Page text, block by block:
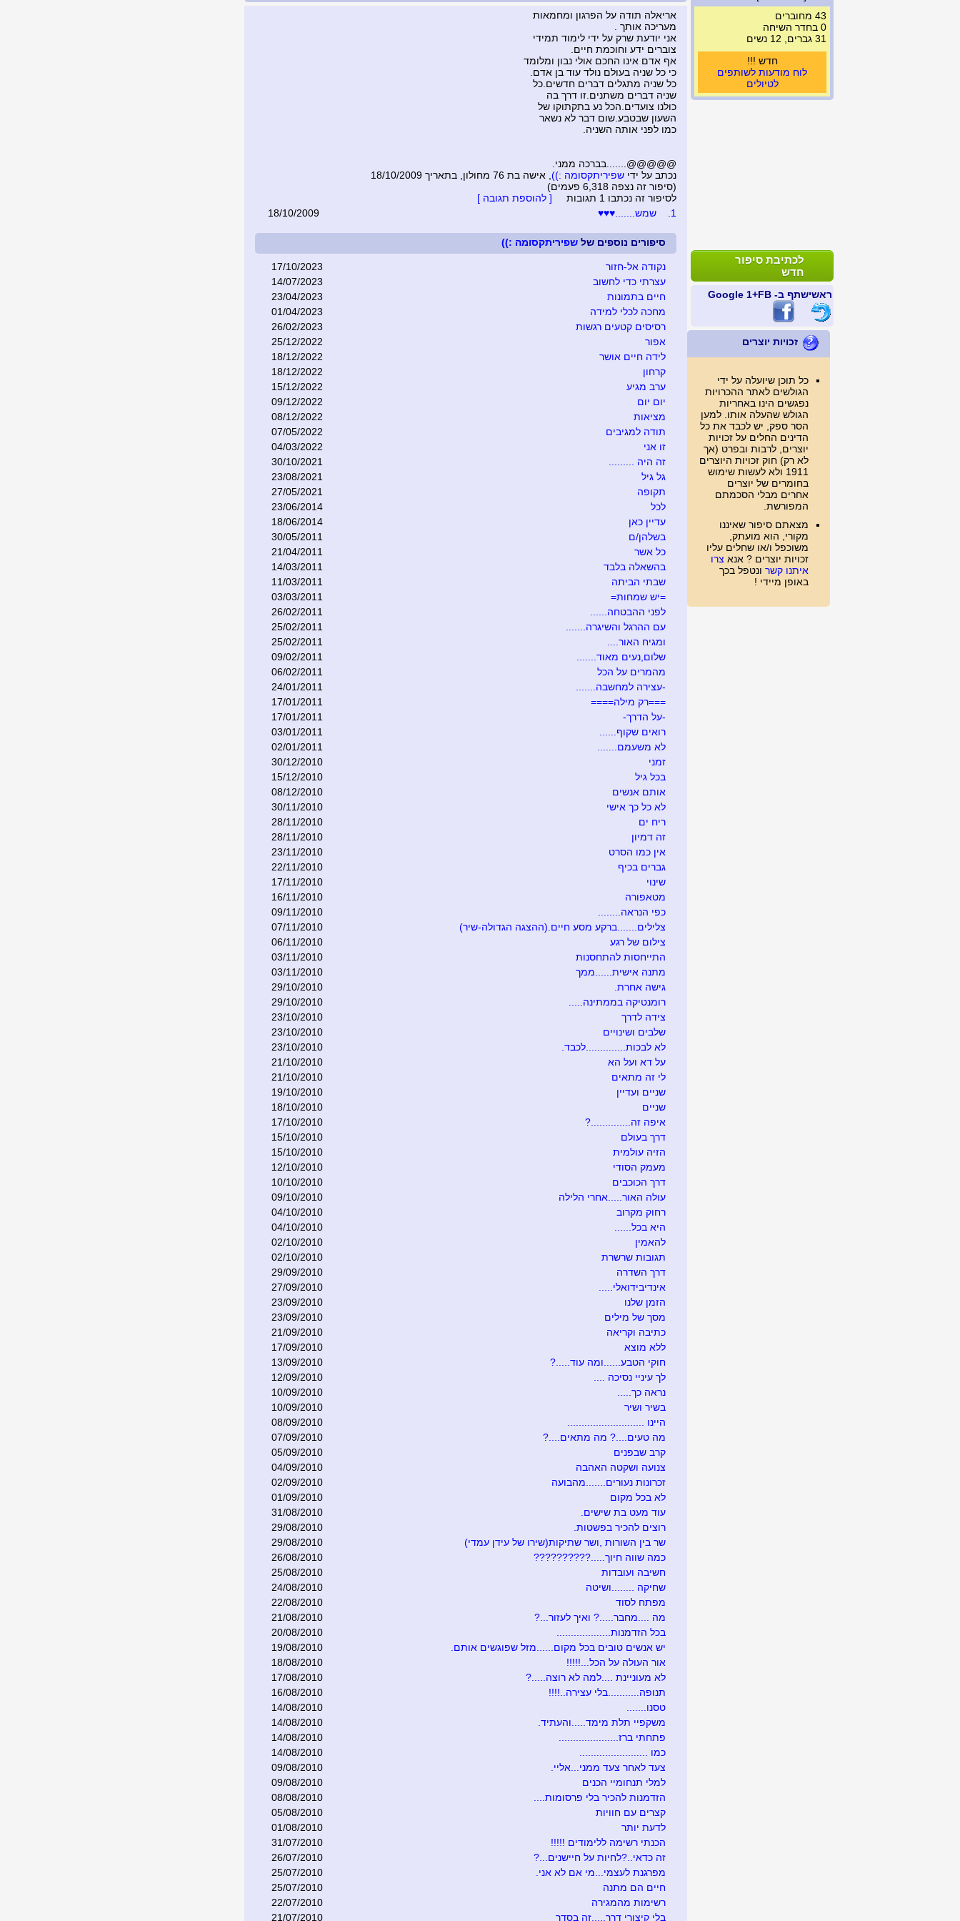
43 מחוברים
0 בחדר השיחה
31 גברים, 12 נשים
חדש !!!
לוח מודעות לשותפים
לטיולים
לכתיבת סיפור
חדש
ראשישתף ב- FB +1 Google
זכויות יוצרים
כל תוכן שיועלה על ידי
הגולשים לאתר ההכרויות
נפגשים הינו באחריות
הגולש שהעלה אותו. למען
הסר ספק, יש לכבד את כל
הדינים החלים על זכויות
יוצרים, לרבות ובפרט (אך
לא רק) חוק זכויות היוצרים
1911 ולא לעשות שימוש
בחומרים של יוצרים
אחרים מבלי הסכמתם
המפורשת.
מצאתם סיפור שאיננו
מקורי, הוא מועתק,
משוכפל ו/או שחלים עליו
זכויות יוצרים ? אנא צרו
איתנו קשר ונטפל בכך
באופן מיידי !
אריאלה תודה על הפרגון ומחמאות
מעריכה אותך .
אני יודעת שרק על ידי לימוד תמידי
צוברים ידע וחוכמת חיים.
אף אדם אינו החכם אולי נבון ומלומד
כי כל שניה בעולם נולד עוד בן אדם.
כל שניה מתגלים דברים חדשים.כל
שניה דברים משתנים.זו דרך בה
כולנו צועדים.הכל נע בתקתוקו של
השעון שבטבע.שום דבר לא נשאר
כמו לפני אותה השניה.
@@@@@.......בברכה ממני.
נכתב על ידי שפיריתקסומה :)) , אישה בת 76 מחולון, בתאריך 18/10/2009
(סיפור זה נצפה 6,318 פעמים)
לסיפור זה נכתבו 1 תגובות
[ להוספת תגובה ]
1.
שמש.......♥♥♥ 18/10/2009
סיפורים נוספים של שפיריתקסומה :))
נקודה אל-חזור
17/10/2023
עצרתי כדי לחשוב
14/07/2023
חיים בתמונות
23/04/2023
מחכה לכלי למידה
01/04/2023
רסיסים קטעים רגשות
26/02/2023
אפור
25/12/2022
לידה חיים אושר
18/12/2022
קרחון
18/12/2022
ערב מגיע
15/12/2022
יום יום
09/12/2022
מציאות
08/12/2022
תודה למגיבים
07/05/2022
זו אני
04/03/2022
זה היה .........
30/10/2021
גל גיל
23/08/2021
תקופה
27/05/2021
לכל
23/06/2014
עדיין כאן
18/06/2014
בשלהן/ם
30/05/2011
כל אשר
21/04/2011
בהשאלה בלבד
14/03/2011
שבתי הביתה
11/03/2011
=יש שמחות=
03/03/2011
לפני ההבטחה......
26/02/2011
עם ההרגל והשיגרה.......
25/02/2011
ומגיח האור....
25/02/2011
שלום,נעים מאוד.......
09/02/2011
מהמרים על הכל
06/02/2011
-עצירה למחשבה.......
24/01/2011
===רק מילה====
17/01/2011
-על הדרך-
17/01/2011
רואים שקוף......
03/01/2011
לא משעמם.......
02/01/2011
זמני
30/12/2010
בכל גיל
15/12/2010
אותם אנשים
08/12/2010
לא כל כך אישי
30/11/2010
ריח ים
28/11/2010
זה דמיון
28/11/2010
אין כמו הסרט
23/11/2010
גברים בכיף
22/11/2010
שינוי
17/11/2010
מטאפורה
16/11/2010
כפי הנראה........
09/11/2010
צלילים.......ברקע מסע חיים.(ההצגה הגדולה-שיר)
07/11/2010
צילום של רגע
06/11/2010
התייחסות להתחסנות
03/11/2010
מתנה אישית......ממך
03/11/2010
גישה אחרת.
29/10/2010
רומנטיקה בממתינה.....
29/10/2010
צידה לדרך
23/10/2010
שלבים ושינויים
23/10/2010
לא לבכות..............לכבד.
23/10/2010
על דא ועל הא
21/10/2010
לי זה מתאים
21/10/2010
שניים ועדיין
19/10/2010
שניים
18/10/2010
איפה זה..............?
17/10/2010
דרך בעולם
15/10/2010
הזיה עולמית
15/10/2010
מעמק הסודי
12/10/2010
דרך הכוכבים
10/10/2010
עולה האור.....אחרי הלילה
09/10/2010
רחוק מקרוב
04/10/2010
היא בכל......
04/10/2010
להאמין
02/10/2010
תגובות שרשרת
02/10/2010
דרך השדרה
29/09/2010
אינדיבידואלי.....
27/09/2010
הזמן שלנו
23/09/2010
מסך של מילים
23/09/2010
כתיבה וקריאה
21/09/2010
ללא מוצא
17/09/2010
חוקי הטבע......ומה עוד.....?
13/09/2010
לך עיניי נסיכה ....
12/09/2010
נראה כך.....
10/09/2010
בשיר ושיר
10/09/2010
היינו ...........................
08/09/2010
מה טעים....? מה מתאים....?
07/09/2010
קרב שבפנים
05/09/2010
צנועה ושקטה האהבה
04/09/2010
זכרונות נעורים.......מהבועה
02/09/2010
לא בכל מקום
01/09/2010
עוד מעט בת שישים.
31/08/2010
רוצים להכיר בפשטות.
29/08/2010
שר בין השורות ,ושר שתיקות(שירו של עידן עמדי)
29/08/2010
כמה שווה חיוך.....??????????
26/08/2010
חשיבה ועובדות
25/08/2010
שחיקה ........ושיטה
24/08/2010
מפתח לסוד
22/08/2010
מה ....מחבר.....? ואיך לעזור...?
21/08/2010
בכל הזדמנות...................
20/08/2010
יש אנשים טובים בכל מקום......מזל שפוגשים אותם.
19/08/2010
אור העולה על הכל...!!!!!
18/08/2010
לא מעוניינת ....למה לא רוצה.....?
17/08/2010
תנופה...........בלי עצירה..!!!!
16/08/2010
טסנו.......
14/08/2010
משקפיי תלת מימד.....והעתיד.
14/08/2010
פתחתי ברז.....................
14/08/2010
כמו ........................
14/08/2010
צעד לאחר צעד ממני...אליי.
09/08/2010
למלי תנחומיי הכנים
09/08/2010
הזדמנות להכיר בלי פרסומות....
08/08/2010
קצרים עם חוויות
05/08/2010
לדעת יותר
01/08/2010
הכנתי רשימה ללימודים !!!!!
31/07/2010
זה כדאי..?לחיות על חיישנים...?
26/07/2010
מפרגנת לעצמי...מי אם לא אני.
25/07/2010
חיים הם מתנה
25/07/2010
רשימות מהמגירה
22/07/2010
בלי קיצורי דרך.....זה בסדר
21/07/2010